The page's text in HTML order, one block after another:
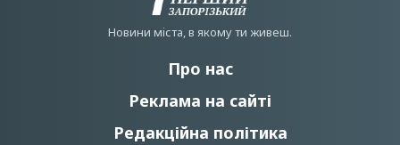
Новини мiста, в якому ти живеш.
Про нас
Реклама на сайті
Редакційна політика